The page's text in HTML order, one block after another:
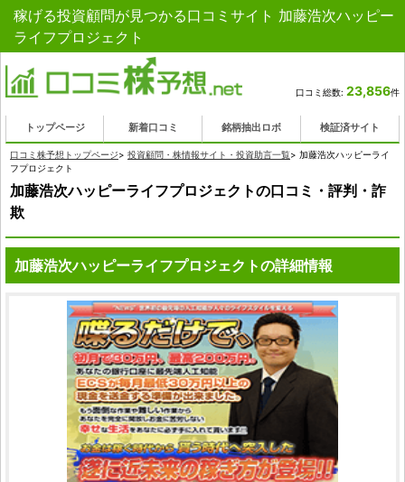
稼げる投資顧問が見つかる口コミサイト 加藤浩次ハッピー
ライフプロジェクト
口コミ総数: 23,856件
トップページ 新着口コミ 銘柄抽出ロボ 検証済サイト
口コミ株予想トップページ> 投資顧問・株情報サイト・投資助言一覧> 加藤浩次ハッピーライ
フプロジェクト
加藤浩次ハッピーライフプロジェクトの口コミ・評判・詐
欺
加藤浩次ハッピーライフプロジェクトの詳細情報